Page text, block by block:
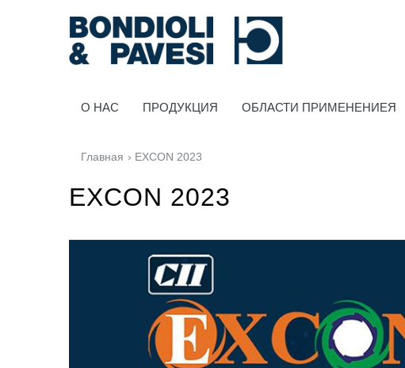
O HAC ПРОДУКЦИЯ ОБЛАСТИ ПРИМЕНЕНИЕЯ
Силовая Передача
Карданные передачи
Стандартные Редукторы
Редукторы, производимые для Bondioli & Pavesi
Главная › EXCON 2023
EXCON 2023